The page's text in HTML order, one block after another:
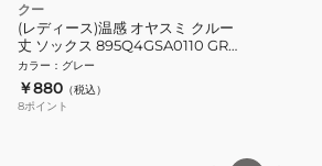
クー
(レディース)温感 オヤスミ クルー
丈 ソックス 895Q4GSA0110 GRY
22センチ グレー 保温
カラー ： グレー
￥880 （税込）
8ポイント